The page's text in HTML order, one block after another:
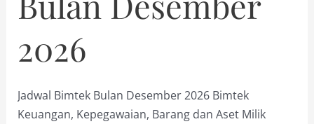
2026
Jadwal Bimtek Bulan Desember 2026 Bimtek
Keuangan, Kepegawaian, Barang dan Aset Milik